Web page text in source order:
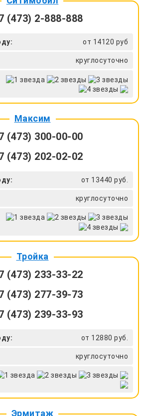
(473) 2-888-888
от 14120 руб
круглосуточно
Максим
(473) 300-00-00
(473) 202-02-02
от 13440 руб.
круглосуточно
Тройка
(473) 233-33-22
(473) 277-39-73
(473) 239-33-93
от 12880 руб.
круглосуточно
Эрмитаж